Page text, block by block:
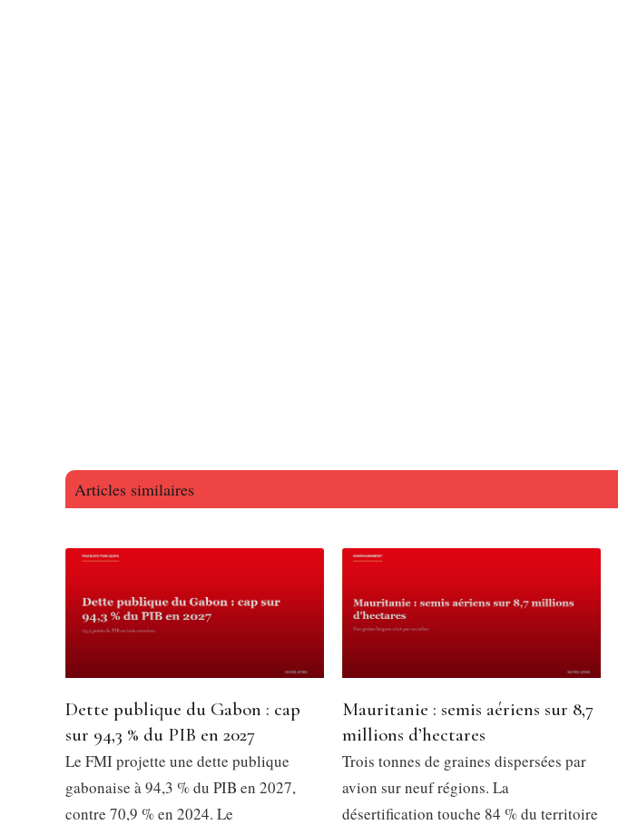
Articles similaires
Dette publique du Gabon : cap
sur 94,3 % du PIB en 2027
Le FMI projette une dette publique
gabonaise à 94,3 % du PIB en 2027,
contre 70,9 % en 2024. Le
Mauritanie : semis aériens sur 8,7
millions d’hectares
Trois tonnes de graines dispersées par
avion sur neuf régions. La
désertification touche 84 % du territoire